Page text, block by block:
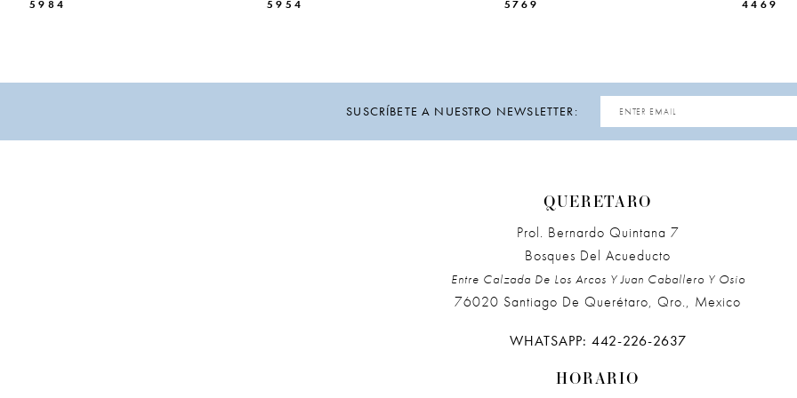
13
5984
5954
5769
4469
SUSCRÍBETE A NUESTRO NEWSLETTER:
QUERETARO
Prol. Bernardo Quintana 7
Bosques Del Acueducto
Entre Calzada De Los Arcos Y Juan Caballero Y Osio
76020 Santiago De Querétaro, Qro., Mexico
WHATSAPP: 442-226-2637
HORARIO